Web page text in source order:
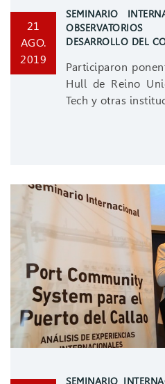
21
AGO.
2019
SEMINARIO
DESARROLLO DEL
Participaron
Hull de Reino
Tech y otras
SEMINARIO